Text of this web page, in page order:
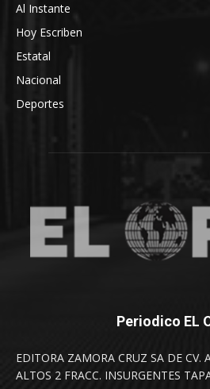
Al Instante
Hoy Escriben
Estatal
Nacional
Deportes
Periodico EL
EDITORA ZAMORA CRUZ SA DE CV.
ALTOS 2 FRACC. INSURGENTES